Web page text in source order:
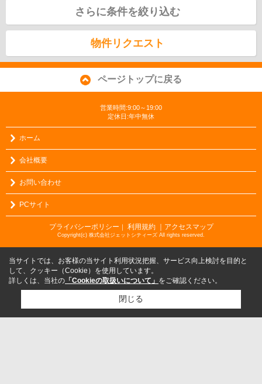
さらに条件を絞り込む
物件リクエスト
ページトップに戻る
営業時間:9:00～19:00
定休日:年中無休
ホーム
会社概要
お問い合わせ
PCサイト
プライバシーポリシー ｜ 利用規約 ｜アクセスマップ
Copyright(c) 株式会社ジェットシティーズ All rights reserved.
当サイトでは、お客様の当サイト利用状況把握、サービス向上検討を目的と
して、クッキー（Cookie）を使用しています。
詳しくは、当社の 「Cookieの取扱いについて」 をご確認ください。
閉じる